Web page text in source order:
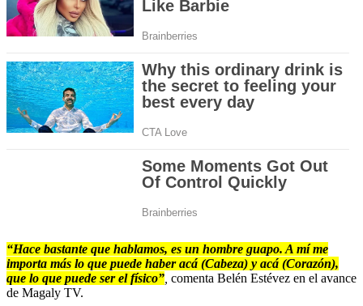
“Hace bastante que hablamos, es un hombre guapo. A mí me
importa más lo que puede haber acá (Cabeza) y acá (Corazón),
que lo que puede ser el físico” comenta Belén Estévez en el avance
de Magaly TV.